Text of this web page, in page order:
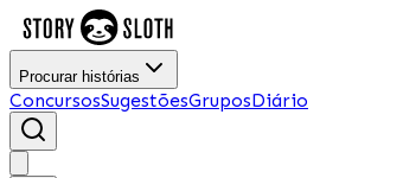
Procurar histórias
ConcursosSugestõesGruposDiário